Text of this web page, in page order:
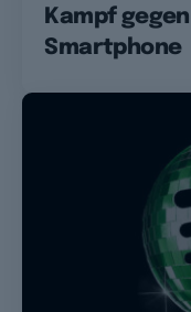
Kampf
Smartphone